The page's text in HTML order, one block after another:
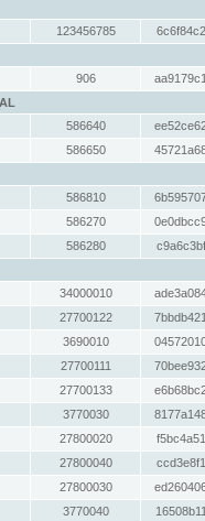
123456785
906
586640
586650
586810
586270
586280
34000010
27700122
3690010
27700111
27700133
3770030
27800020
27800040
27800030
3770040